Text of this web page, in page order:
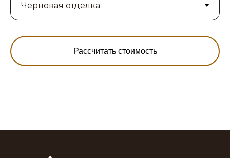
Рассчитать стоимость